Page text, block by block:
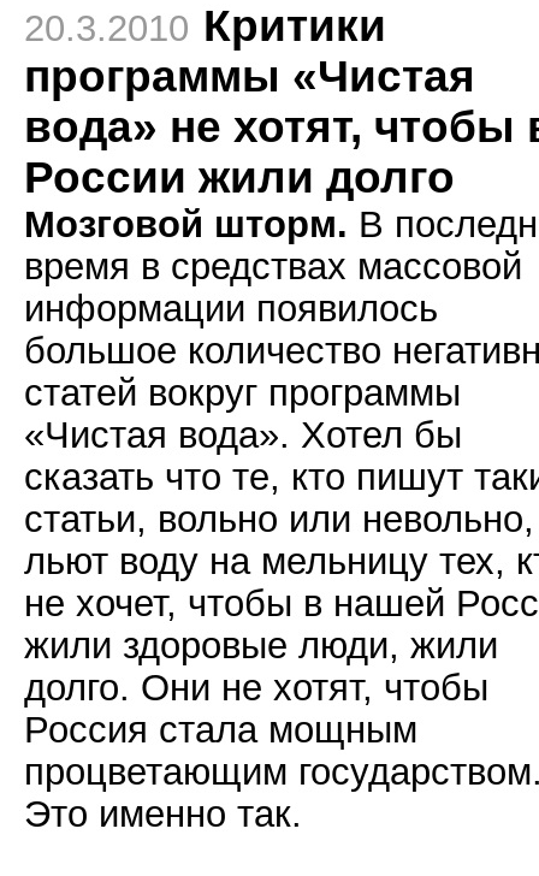
20.3.2010 Критики
программы «Чистая
вода» не хотят, чтобы
России жили долго
Мозговой шторм. В
время в средствах массовой
информации появилось
большое количество
статей вокруг программы
«Чистая вода». Хотел бы
сказать что те, кто пишут
статьи, вольно или невольно,
льют воду на мельницу тех,
не хочет, чтобы в нашей
жили здоровые люди, жили
долго. Они не хотят, чтобы
Россия стала мощным
процветающим
Это именно так.